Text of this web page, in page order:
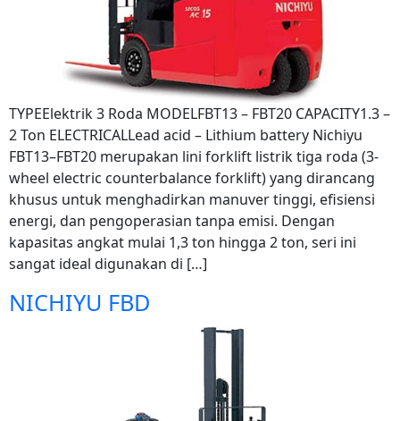
TYPEElektrik 3 Roda MODELFBT13 – FBT20 CAPACITY1.3 –
2 Ton ELECTRICALLead acid – Lithium battery Nichiyu
FBT13–FBT20 merupakan lini forklift listrik tiga roda (3-
wheel electric counterbalance forklift) yang dirancang
khusus untuk menghadirkan manuver tinggi, efisiensi
energi, dan pengoperasian tanpa emisi. Dengan
kapasitas angkat mulai 1,3 ton hingga 2 ton, seri ini
sangat ideal digunakan di […]
NICHIYU FBD